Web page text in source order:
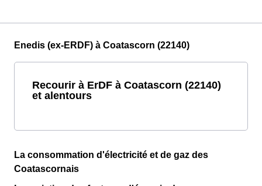
Enedis (ex-ERDF) à Coatascorn (22140)
Recourir à ErDF à Coatascorn (22140)
et alentours
La consommation d'électricité et de gaz des
Coatascornais